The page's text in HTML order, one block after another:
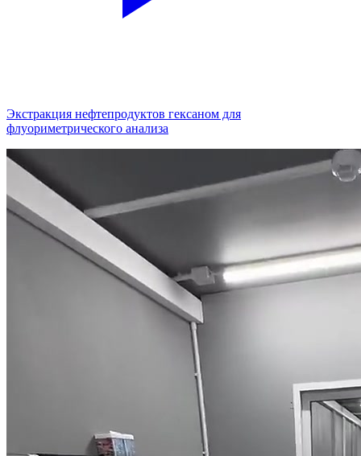
Экстракция нефтепродуктов гексаном для
флуориметрического анализа